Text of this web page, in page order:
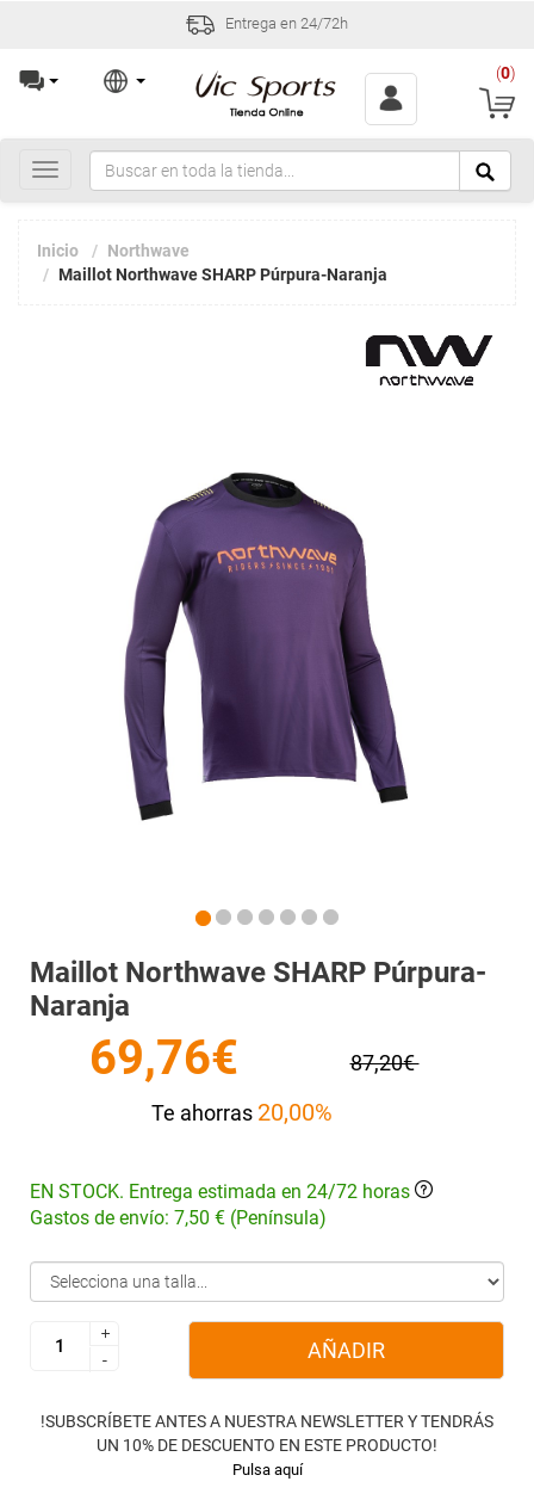
Entrega en 24/72h
(0)
Toggle
navigation
Inicio
Northwave
Maillot Northwave SHARP Púrpura-Naranja
Maillot Northwave SHARP Púrpura-
Naranja
69,76€
87,20€
Te ahorras 20,00%
EN STOCK. Entrega estimada en 24/72 horas
Gastos de envío: 7,50 € (Península)
+
-
+
-
AÑADIR
!SUBSCRÍBETE ANTES A NUESTRA NEWSLETTER Y TENDRÁS
UN 10% DE DESCUENTO EN ESTE PRODUCTO!
Pulsa aquí